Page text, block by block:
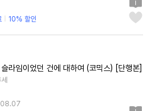
10% 할인
라임이었던 건에 대하여 (코믹스) [단행본]